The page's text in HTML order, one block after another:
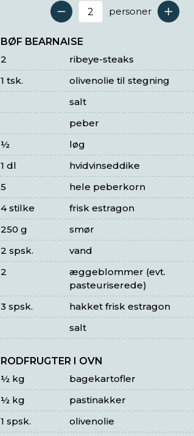
Antal serveringer
personer
BØF BEARNAISE
ribeye-steaks
2
olivenolie til stegning
1 tsk.
salt
peber
løg
½
hvidvinseddike
1 dl
hele peberkorn
5
frisk estragon
4 stilke
smør
250 g
vand
2 spsk.
æggeblommer (evt.
pasteuriserede)
2
hakket frisk estragon
3 spsk.
salt
RODFRUGTER I OVN
bagekartofler
½ kg
pastinakker
½ kg
olivenolie
1 spsk.